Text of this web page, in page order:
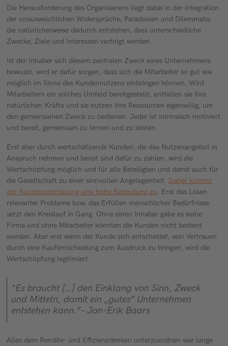
Die Herausforderung des Organisierens liegt dabei in der Integration
der unausweichlichen Widersprüche, Paradoxien und Dilemmata,
die natürlicherweise dadurch entstehen, dass unterschiedliche
Zwecke, Ziele und Interessen verfolgt werden.
Ist der Inhaber sich diesem zentralen Zweck eines Unternehmens
bewusst, wird er dafür sorgen, dass sich die Mitarbeiter so gut wie
möglich im Sinne des Kundennutzens einbringen können. Wird
Mitarbeitern ein solches Umfeld bereitgestellt, entfalten sie ihre
natürlichen Kräfte und sie nutzen ihre Ressourcen eigenwillig, um
den gemeinsamen Zweck zu bedienen. Jeder ist intrinsisch motiviert
und bereit, gemeinsam zu lernen und zu leisten.
Erst aber durch wertschätzende Kunden, die das Nutzenangebot in
Anspruch nehmen und bereit sind dafür zu zahlen, wird die
Wertschöpfung möglich und für alle Beteiligten und damit auch für
die Gesellschaft zu einer sinnvollen Angelegenheit. Daher kommt
der Kundenzentrierung eine hohe Bedeutung zu. Erst das Lösen
relevanter Probleme bzw. das Erfüllen menschlicher Bedürfnisse
setzt den Kreislauf in Gang. Ohne einen Inhaber gäbe es keine
Firma und ohne Mitarbeiter könnten die Kunden nicht bedient
werden. Aber erst wenn der Kunde sich entscheidet, sein Vertrauen
durch eine Kaufentscheidung zum Ausdruck zu bringen, wird die
Wertschöpfung legitimiert.
“Es braucht […] den Einklang von Sinn, Zweck
und Mitteln, damit ein „gutes” Unternehmen
entstehen kann.”– Jan-Erik Baars
Alles dem Rendite- und Effizienzdenken unterzuordnen war lange